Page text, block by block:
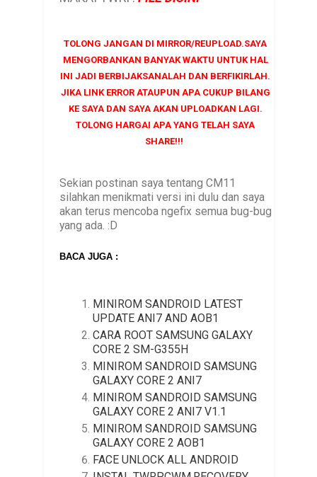
TOLONG JANGAN DI MIRROR/REUPLOAD.SAYA
MENGORBANKAN BANYAK WAKTU UNTUK HAL
INI JADI BERBIJAKSANALAH DAN BERFIKIRLAH.
JIKA LINK ERROR ATAUPUN APA CUKUP BILANG
KE SAYA DAN SAYA AKAN UPLOADKAN LAGI.
TOLONG HARGAI APA YANG TELAH SAYA
SHARE!!!
Sekian postinan saya tentang CM11
silahkan menikmati versi ini dulu dan saya
akan terus mencoba ngefix semua bug-bug
yang ada. :D
BACA JUGA :
MINIROM SANDROID LATEST
UPDATE ANI7 AND AOB1
CARA ROOT SAMSUNG GALAXY
CORE 2 SM-G355H
MINIROM SANDROID SAMSUNG
GALAXY CORE 2 ANI7
MINIROM SANDROID SAMSUNG
GALAXY CORE 2 ANI7 V1.1
MINIROM SANDROID SAMSUNG
GALAXY CORE 2 AOB1
FACE UNLOCK ALL ANDROID